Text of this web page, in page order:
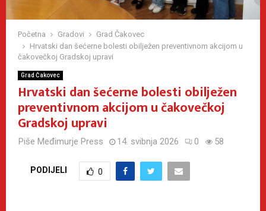
Početna Gradovi
Grad Čakovec
Hrvatski dan šećerne bolesti obilježen preventivnom akcijom u
čakovečkoj Gradskoj upravi
Grad Čakovec
Hrvatski dan šećerne bolesti obilježen
preventivnom akcijom u čakovečkoj
Gradskoj upravi
Piše Međimurje Press 14. svibnja 2026 0 58
PODIJELI 0